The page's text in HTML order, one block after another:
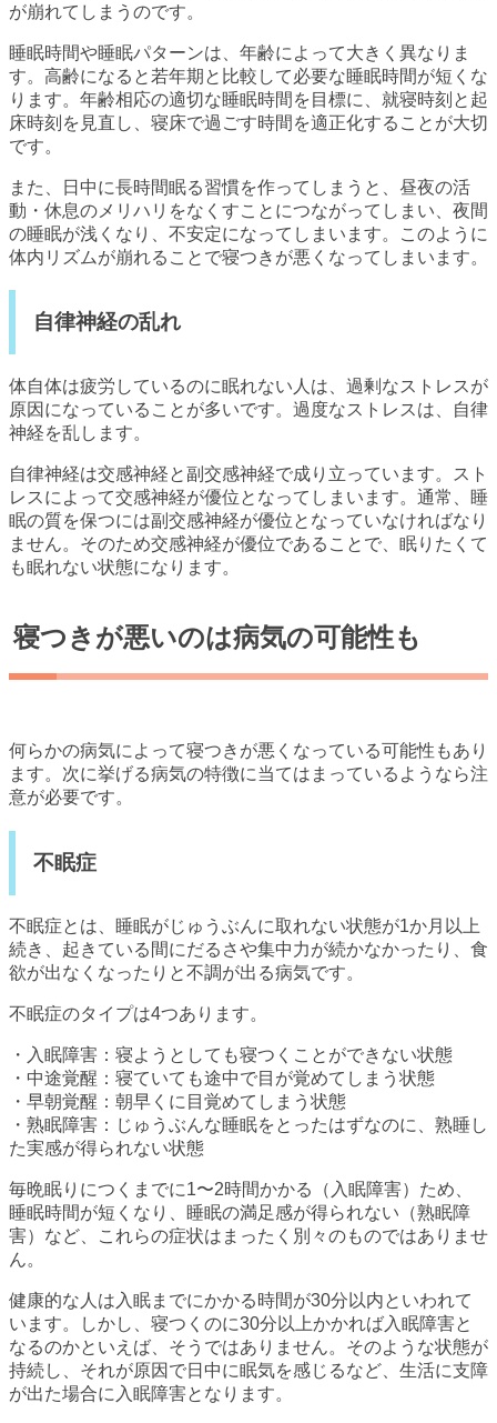
が崩れてしまうのです。
睡眠時間や睡眠パターンは、年齢によって大きく異なりま
す。高齢になると若年期と比較して必要な睡眠時間が短くな
ります。年齢相応の適切な睡眠時間を目標に、就寝時刻と起
床時刻を見直し、寝床で過ごす時間を適正化することが大切
です。
また、日中に長時間眠る習慣を作ってしまうと、昼夜の活
動・休息のメリハリをなくすことにつながってしまい、夜間
の睡眠が浅くなり、不安定になってしまいます。このように
体内リズムが崩れることで寝つきが悪くなってしまいます。
自律神経の乱れ
体自体は疲労しているのに眠れない人は、過剰なストレスが
原因になっていることが多いです。過度なストレスは、自律
神経を乱します。
自律神経は交感神経と副交感神経で成り立っています。スト
レスによって交感神経が優位となってしまいます。通常、睡
眠の質を保つには副交感神経が優位となっていなければなり
ません。そのため交感神経が優位であることで、眠りたくて
も眠れない状態になります。
寝つきが悪いのは病気の可能性も
何らかの病気によって寝つきが悪くなっている可能性もあり
ます。次に挙げる病気の特徴に当てはまっているようなら注
意が必要です。
不眠症
不眠症とは、睡眠がじゅうぶんに取れない状態が1か月以上
続き、起きている間にだるさや集中力が続かなかったり、食
欲が出なくなったりと不調が出る病気です。
不眠症のタイプは4つあります。
・入眠障害：寝ようとしても寝つくことができない状態
・中途覚醒：寝ていても途中で目が覚めてしまう状態
・早朝覚醒：朝早くに目覚めてしまう状態
・熟眠障害：じゅうぶんな睡眠をとったはずなのに、熟睡し
た実感が得られない状態
毎晩眠りにつくまでに1〜2時間かかる（入眠障害）ため、
睡眠時間が短くなり、睡眠の満足感が得られない（熟眠障
害）など、これらの症状はまったく別々のものではありませ
ん。
健康的な人は入眠までにかかる時間が30分以内といわれて
います。しかし、寝つくのに30分以上かかれば入眠障害と
なるのかといえば、そうではありません。そのような状態が
持続し、それが原因で日中に眠気を感じるなど、生活に支障
が出た場合に入眠障害となります。